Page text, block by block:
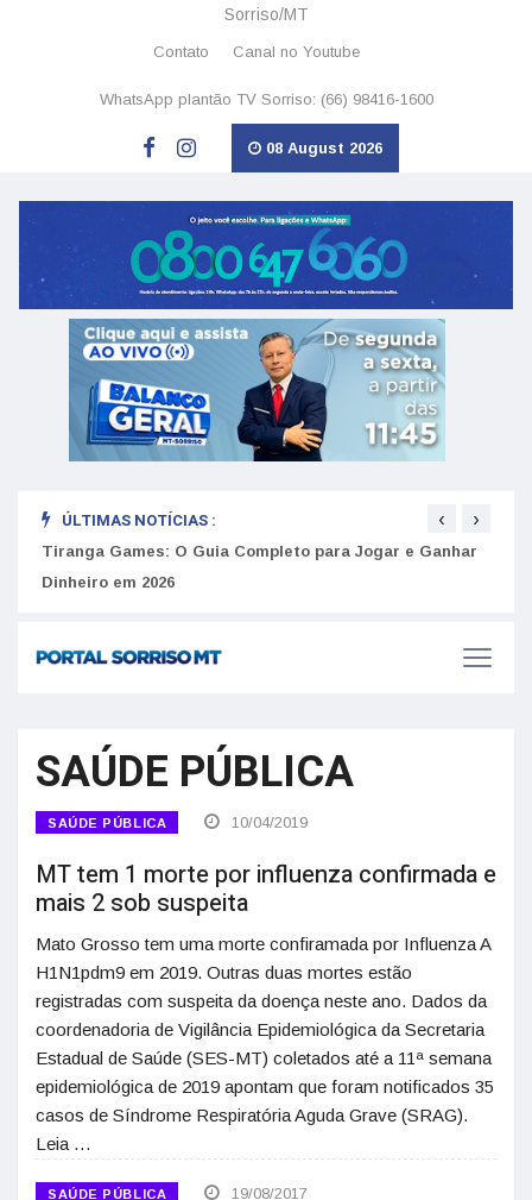
Sorriso/MT
Contato Canal no Youtube
WhatsApp plantão TV Sorriso: (66) 98416-1600
08 August 2026
ÚLTIMAS NOTÍCIAS :
Tiranga Games: O Guia Completo para Jogar e Ganhar
Dinheiro em 2026
‹ ›
SAÚDE PÚBLICA
SAÚDE PÚBLICA 10/04/2019
MT tem 1 morte por influenza confirmada e
mais 2 sob suspeita
Mato Grosso tem uma morte confiramada por Influenza A
H1N1pdm9 em 2019. Outras duas mortes estão
registradas com suspeita da doença neste ano. Dados da
coordenadoria de Vigilância Epidemiológica da Secretaria
Estadual de Saúde (SES-MT) coletados até a 11ª semana
epidemiológica de 2019 apontam que foram notificados 35
casos de Síndrome Respiratória Aguda Grave (SRAG).
Leia …
SAÚDE PÚBLICA 19/08/2017